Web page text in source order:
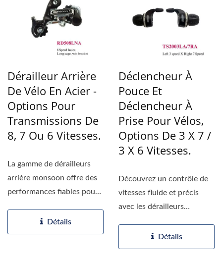
Dérailleur Arrière
De Vélo En Acier -
Options Pour
Transmissions De
8, 7 Ou 6 Vitesses.
La gamme de dérailleurs
arrière monsoon offre des
performances fiables pour
Détails
Déclencheur À
Pouce Et
Déclencheur À
Prise Pour Vélos,
Options De 3 X 7 /
3 X 6 Vitesses.
Découvrez un contrôle de
vitesses fluide et précis
avec les dérailleurs
Détails